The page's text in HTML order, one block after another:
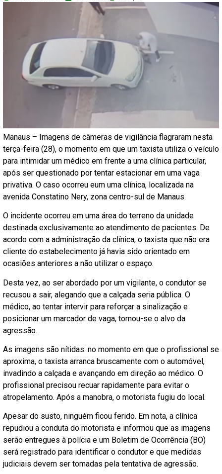
Manaus – Imagens de câmeras de vigilância flagraram nesta
terça-feira (28), o momento em que um taxista utiliza o veículo
para intimidar um médico em frente a uma clínica particular,
após ser questionado por tentar estacionar em uma vaga
privativa. O caso ocorreu eum uma clínica, localizada na
avenida Constatino Nery, zona centro-sul de Manaus.
O incidente ocorreu em uma área do terreno da unidade
destinada exclusivamente ao atendimento de pacientes. De
acordo com a administração da clínica, o taxista que não era
cliente do estabelecimento já havia sido orientado em
ocasiões anteriores a não utilizar o espaço.
Desta vez, ao ser abordado por um vigilante, o condutor se
recusou a sair, alegando que a calçada seria pública. O
médico, ao tentar intervir para reforçar a sinalização e
posicionar um marcador de vaga, tornou-se o alvo da
agressão.
As imagens são nítidas: no momento em que o profissional se
aproxima, o taxista arranca bruscamente com o automóvel,
invadindo a calçada e avançando em direção ao médico. O
profissional precisou recuar rapidamente para evitar o
atropelamento. Após a manobra, o motorista fugiu do local.
Apesar do susto, ninguém ficou ferido. Em nota, a clínica
repudiou a conduta do motorista e informou que as imagens
serão entregues à polícia e um Boletim de Ocorrência (BO)
será registrado para identificar o condutor e que medidas
judiciais devem ser tomadas pela tentativa de agressão.